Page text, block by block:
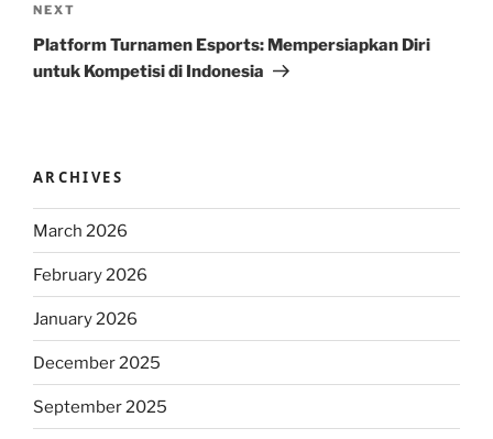
Next
Post
NEXT
Platform Turnamen Esports: Mempersiapkan Diri
untuk Kompetisi di Indonesia
ARCHIVES
March 2026
February 2026
January 2026
December 2025
September 2025